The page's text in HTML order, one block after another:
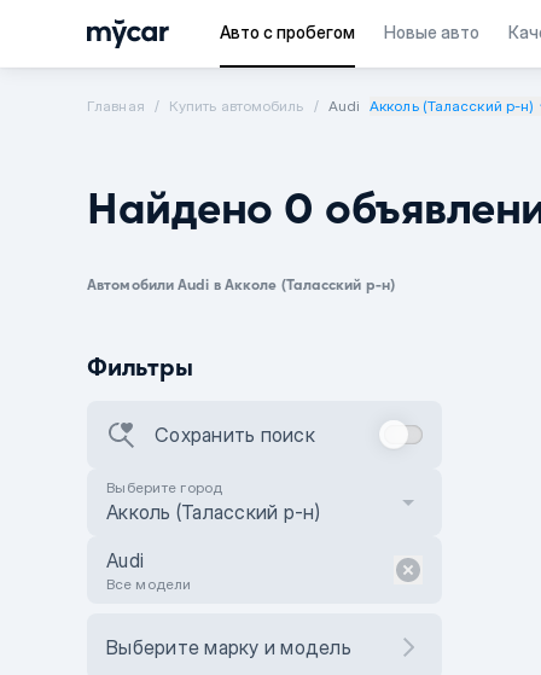
Авто с пробегом Новые авто
Главная Купить автомобиль Audi Акколь (Таласский р-н)
Найдено 0
Автомобили Audi в Акколе (Таласский р-н)
Фильтры
Сохранить поиск
Выберите город
Акколь (Таласский р-н)
Audi
Все модели
Выберите марку и модель